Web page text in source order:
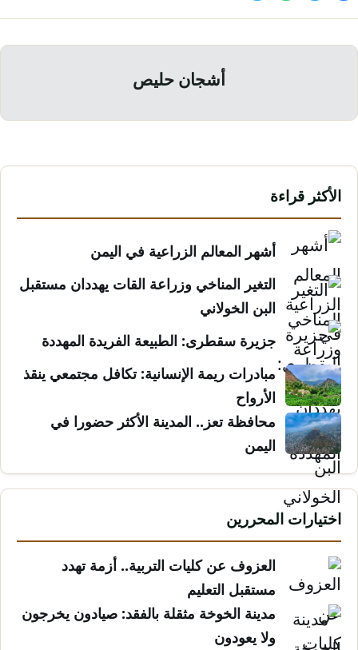
أشجان حليص
الأكثر قراءة
أشهر المعالم الزراعية في اليمن
التغير المناخي وزراعة القات يهددان مستقبل
البن الخولاني
جزيرة سقطرى: الطبيعة الفريدة المهددة
مبادرات ريمة الإنسانية: تكافل مجتمعي ينقذ
الأرواح
محافظة تعز.. المدينة الأكثر حضورا في
اليمن
اختيارات المحررين
العزوف عن كليات التربية.. أزمة تهدد
مستقبل التعليم
مدينة الخوخة مثقلة بالفقد: صيادون يخرجون
ولا يعودون